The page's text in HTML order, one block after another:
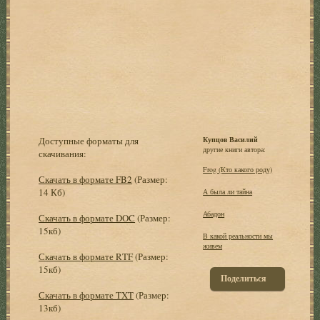
Доступные форматы для
скачивания:
Скачать в формате FB2 (Размер:
14 Кб)
Скачать в формате DOC (Размер:
15кб)
Скачать в формате RTF(Размер:
15кб)
Скачать в формате TXT(Размер:
13кб)
Купцов Василий
другие книги автора:
Frog (Кто какого роду)
А была ли тайна
Абадон
В какой реальности мы
живем
Поделиться